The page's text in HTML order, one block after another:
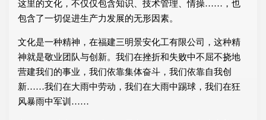
这里的文化，不仅仅包含知识、技术管理、情操……，也
包含了一切促进生产力发展的无形因素。
文化是一种精神，在福建三明景安化工有限公司，这种精
神就是敬业团队与创新。我们在挫折和失败中不屈不挠地
营建我们的事业，我们依靠集体奋斗，我们依靠自我创
新……我们在大雨中劳动，我们在大雨中踢球，我们在狂
风暴雨中军训……